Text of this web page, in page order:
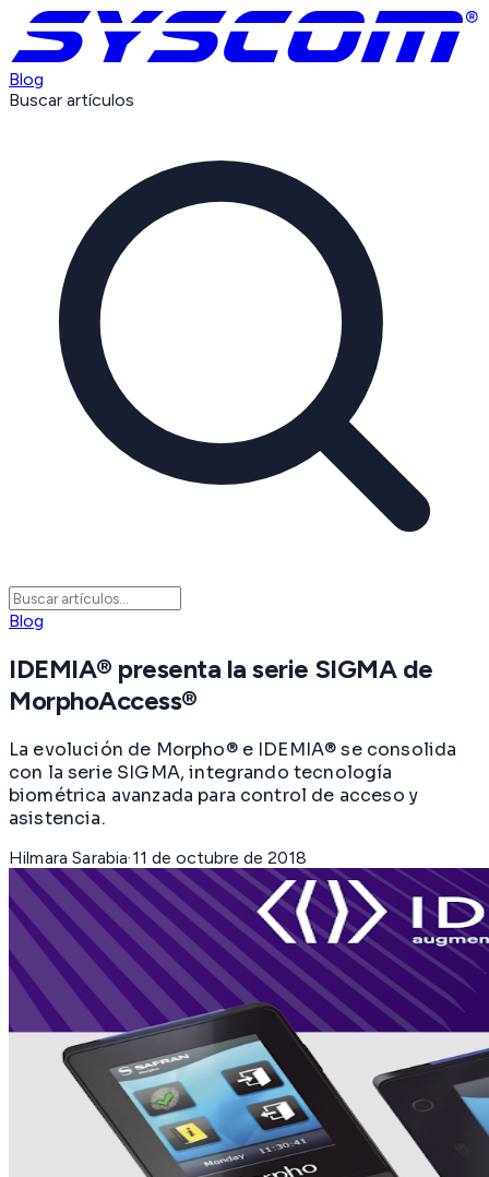
Blog
Buscar artículos
Blog
IDEMIA® presenta la serie SIGMA de
MorphoAccess®
La evolución de Morpho® e IDEMIA® se consolida
con la serie SIGMA, integrando tecnología
biométrica avanzada para control de acceso y
asistencia.
Hilmara Sarabia·11 de octubre de 2018